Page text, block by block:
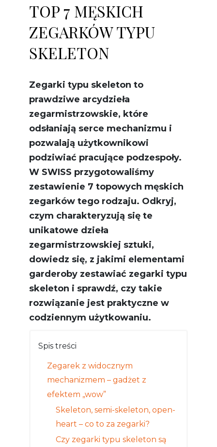
TOP 7 MĘSKICH
ZEGARKÓW TYPU
SKELETON
Zegarki typu skeleton to
prawdziwe arcydzieła
zegarmistrzowskie, które
odsłaniają serce mechanizmu i
pozwalają użytkownikowi
podziwiać pracujące podzespoły.
W SWISS przygotowaliśmy
zestawienie 7 topowych męskich
zegarków tego rodzaju. Odkryj,
czym charakteryzują się te
unikatowe dzieła
zegarmistrzowskiej sztuki,
dowiedz się, z jakimi elementami
garderoby zestawiać zegarki typu
skeleton i sprawdź, czy takie
rozwiązanie jest praktyczne w
codziennym użytkowaniu.
Spis treści
Zegarek z widocznym
mechanizmem – gadżet z
efektem „wow”
Skeleton, semi-skeleton, open-
heart – co to za zegarki?
Czy zegarki typu skeleton są